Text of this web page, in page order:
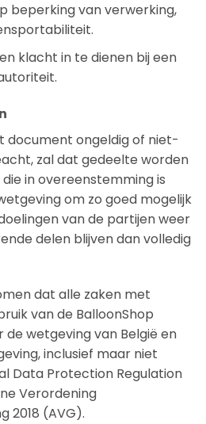
beperking van verwerking,
klacht in te dienen bij een
document ongeldig of niet-
zal dat gedeelte worden
in overeenstemming is
om zo goed mogelijk
van de partijen weer
delen blijven dan volledig
dat alle zaken met
van de BalloonShop
wetgeving van België en
inclusief maar niet
Data Protection Regulation
Verordening
2018 (AVG).